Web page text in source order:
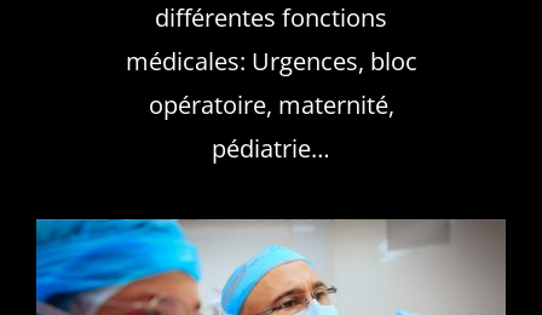
différentes fonctions
médicales: Urgences, bloc
opératoire, maternité,
pédiatrie…